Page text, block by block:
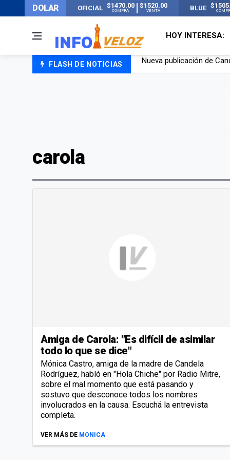
DOLAR OFICIAL $1470.00
COMPRA
$1520.00
VENTA BLUE
HOY INTERESA:
FLASH DE NOTICIAS
Un joven murió
carola
Amiga de Carola: "Es difícil de asimilar
todo lo que se dice"
Mónica Castro, amiga de la madre de Candela
Rodríguez, habló en "Hola Chiche" por Radio Mitre,
sobre el mal momento que está pasando y
sostuvo que desconoce todos los nombres
involucrados en la causa. Escuchá la entrevista
completa.
VER MÁS DE MONICA